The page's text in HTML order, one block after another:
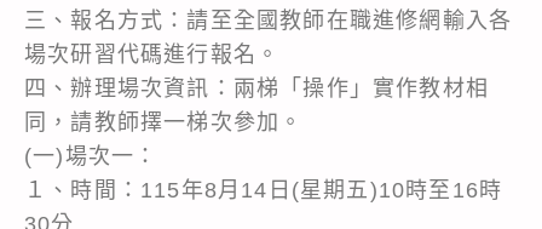
三、報名方式：請至全國教師在職進修網輸入各
場次研習代碼進行報名。
四、辦理場次資訊：兩梯「操作」實作教材相
同，請教師擇一梯次參加。
(一)場次一：
１、時間：115年8月14日(星期五)10時至16時
30分